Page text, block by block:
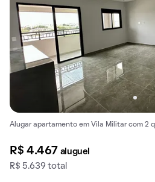
Alugar apartamento em Vila Militar com 2
R$ 4.467 aluguel
R$ 5.639 total